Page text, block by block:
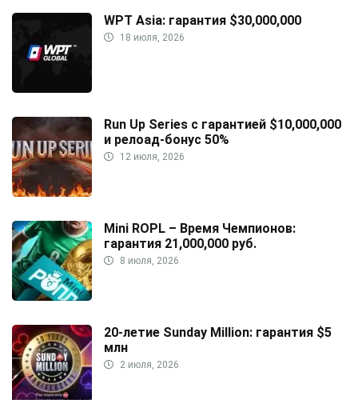
WPT Asia: гарантия $30,000,000
18 июля, 2026
Run Up Series с гарантией $10,000,000
и релоад-бонус 50%
12 июля, 2026
Mini ROPL – Время Чемпионов:
гарантия 21,000,000 руб.
8 июля, 2026
20-летие Sunday Million: гарантия $5
млн
2 июля, 2026